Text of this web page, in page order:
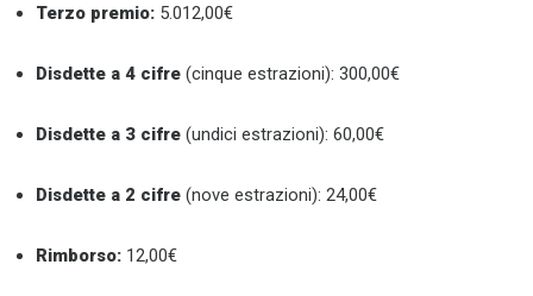
Terzo premio: 5.012,00€
Disdette a 4 cifre (cinque estrazioni): 300,00€
Disdette a 3 cifre (undici estrazioni): 60,00€
Disdette a 2 cifre (nove estrazioni): 24,00€
Rimborso: 12,00€